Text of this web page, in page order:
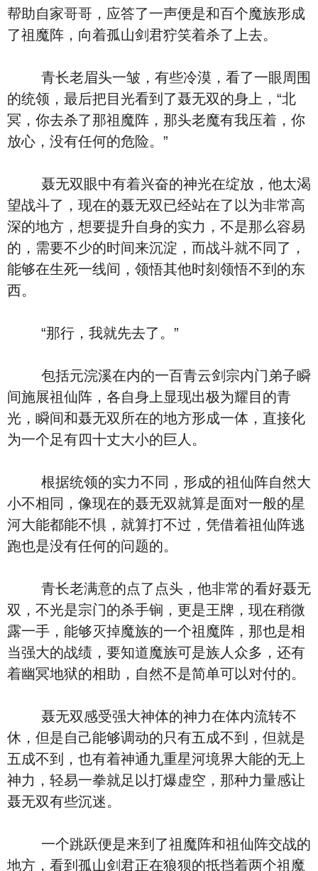
帮助自家哥哥，应答了一声便是和百个魔族形成
了祖魔阵，向着孤山剑君狞笑着杀了上去。
青长老眉头一皱，有些冷漠，看了一眼周围
的统领，最后把目光看到了聂无双的身上，“北
冥，你去杀了那祖魔阵，那头老魔有我压着，你
放心，没有任何的危险。”
聂无双眼中有着兴奋的神光在绽放，他太渴
望战斗了，现在的聂无双已经站在了以为非常高
深的地方，想要提升自身的实力，不是那么容易
的，需要不少的时间来沉淀，而战斗就不同了，
能够在生死一线间，领悟其他时刻领悟不到的东
西。
“那行，我就先去了。”
包括元浣溪在内的一百青云剑宗内门弟子瞬
间施展祖仙阵，各自身上显现出极为耀目的青
光，瞬间和聂无双所在的地方形成一体，直接化
为一个足有四十丈大小的巨人。
根据统领的实力不同，形成的祖仙阵自然大
小不相同，像现在的聂无双就算是面对一般的星
河大能都能不惧，就算打不过，凭借着祖仙阵逃
跑也是没有任何的问题的。
青长老满意的点了点头，他非常的看好聂无
双，不光是宗门的杀手锏，更是王牌，现在稍微
露一手，能够灭掉魔族的一个祖魔阵，那也是相
当强大的战绩，要知道魔族可是族人众多，还有
着幽冥地狱的相助，自然不是简单可以对付的。
聂无双感受强大神体的神力在体内流转不
休，但是自己能够调动的只有五成不到，但就是
五成不到，也有着神通九重星河境界大能的无上
神力，轻易一拳就足以打爆虚空，那种力量感让
聂无双有些沉迷。
一个跳跃便是来到了祖魔阵和祖仙阵交战的
地方，看到孤山剑君正在狼狈的抵挡着两个祖魔